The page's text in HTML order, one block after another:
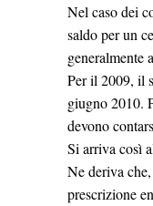
Nel caso dei
saldo per un
generalmente
Per il 2009, il
giugno 2010.
devono
Si arriva così
Ne deriva
prescrizione